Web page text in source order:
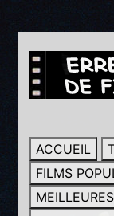
ACCUEIL
FILMS